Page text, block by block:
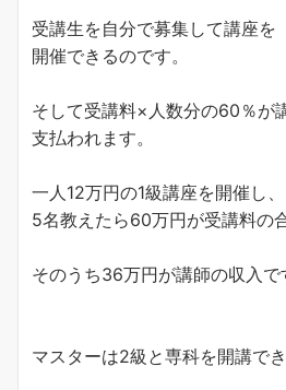
受講生を自分で募集して講座を
開催できるのです。
そして受講料×人数分の60％が
支払われます。
一人12万円の1級講座を開催し、
5名教えたら60万円が受講料の合
そのうち36万円が講師の収入で
マスターは2級と専科を開講でき